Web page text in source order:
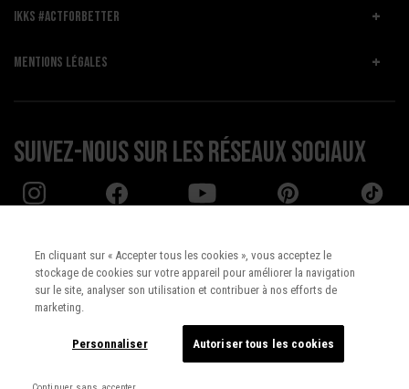
IKKS #ACTFORBETTER
MENTIONS LÉGALES
Suivez-nous sur les réseaux sociaux
Pays : UNITED STATES
Français
En cliquant sur « Accepter tous les cookies », vous acceptez le
stockage de cookies sur votre appareil pour améliorer la navigation
sur le site, analyser son utilisation et contribuer à nos efforts de
marketing.
Personnaliser Autoriser tous les cookies